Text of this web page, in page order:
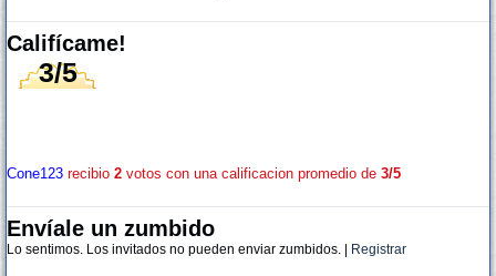
Califícame!
3/5
Cone123 recibio 2 votos con una calificacion promedio de 3/5
Envíale un zumbido
Lo sentimos. Los invitados no pueden enviar zumbidos. | Registrar